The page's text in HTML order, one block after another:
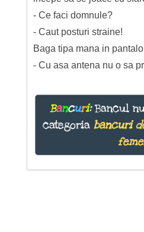
- Ce faci domnule?
- Caut posturi straine!
Baga tipa mana in
- Cu asa antena nu o sa
Bancuri:Bancul
categoria bancuri